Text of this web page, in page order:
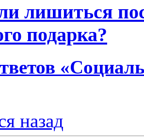
лишиться
подарка?
назад